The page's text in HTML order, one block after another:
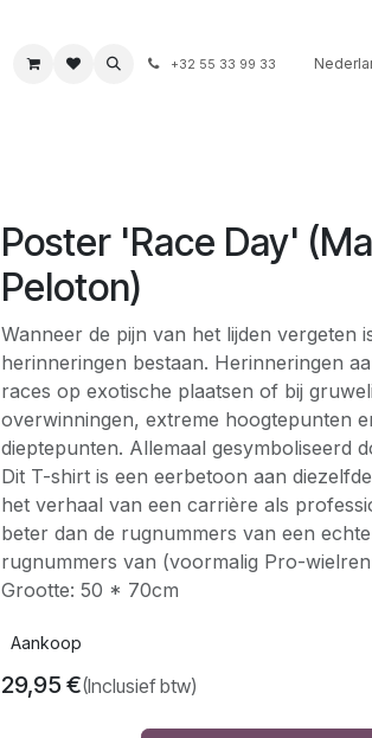
Juwelen Souvenirs
+32 55 33 99 33
Poster 'Race Day'
Peloton)
Wanneer de pijn van het lijden vergeten
herinneringen bestaan. Herinneringen
races op exotische plaatsen of bij
overwinningen, extreme hoogtepunten
dieptepunten. Allemaal gesymboliseerd
Dit T-shirt is een eerbetoon aan
het verhaal van een carrière als
beter dan de rugnummers van een
rugnummers van (voormalig Pro-
Grootte: 50 * 70cm
Aankoop
29,95 €(Inclusief btw)